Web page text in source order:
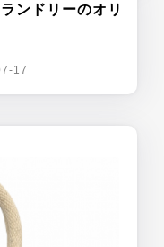
ンドリーのオリ
17